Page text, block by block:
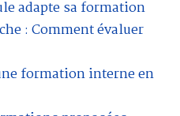
adapte sa formation
: Comment évaluer
formation interne en